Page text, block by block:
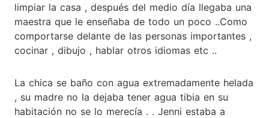
limpiar la casa , después del medio día llegaba una
maestra que le enseñaba de todo un poco ..Como
comportarse delante de las personas importantes ,
cocinar , dibujo , hablar otros idiomas etc ..
La chica se baño con agua extremadamente helada
, su madre no la dejaba tener agua tibia en su
habitación no se lo merecía . . Jenni estaba a